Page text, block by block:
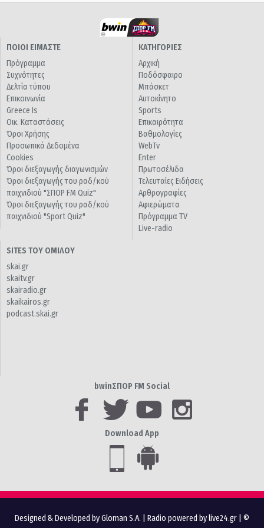
ΠΟΙΟΙ ΕΙΜΑΣΤΕ
Πρόγραμμα
Συχνότητες
Δελτία τύπου
Επικοινωνία
Greece Is
Οικ. Καταστάσεις
Όροι Χρήσης
Προσωπικά Δεδομένα
Cookies
Όροι διεξαγωγής διαγωνισμών
Όροι διεξαγωγής του ραδ/κού
παιχνιδιού "ΣΠΟΡ FM Quiz"
Όροι διεξαγωγής του ραδ/κού
παιχνιδιού "Sport Quiz"
ΚΑΤΗΓΟΡΙΕΣ
Αρχική
Ποδόσφαιρο
Μπάσκετ
Αυτοκίνητο
Sports
Επικαιρότητα
Βαθμολογίες
WebTv
Enter
Πρωτοσέλιδα
Τελευταίες Ειδήσεις
Αρθρογραφίες
Αφιερώματα
Πρόγραμμα TV
Live-radio
SITES ΤΟΥ ΟΜΙΛΟΥ
skai.gr
skaitv.gr
skairadio.gr
skaikairos.gr
podcast.skai.gr
bwinΣΠΟΡ FM Social
Download App
Designed & Developed by Gloman S.A. Radio powered by live24.gr | ©